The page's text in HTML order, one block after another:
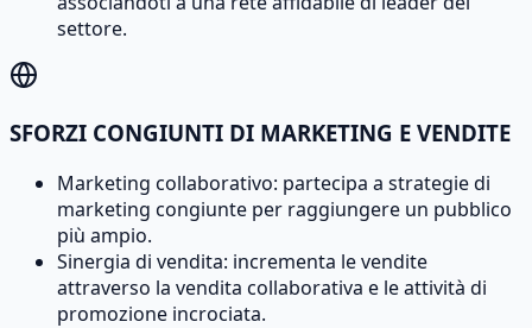
settore.
SFORZI CONGIUNTI DI MARKETING E VENDITE
Marketing collaborativo: partecipa a strategie di
marketing congiunte per raggiungere un pubblico
più ampio.
Sinergia di vendita: incrementa le vendite
attraverso la vendita collaborativa e le attività di
promozione incrociata.